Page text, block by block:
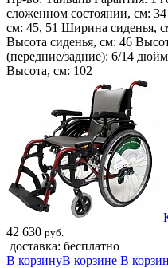
сложенном состоянии, см:
см: 45, 51 Ширина сиденья,
Высота сиденья, см: 46
(передние/задние): 6/14
Высота, см: 102
42 630 руб.
доставка: бесплатно
В корзинуВ корзине В